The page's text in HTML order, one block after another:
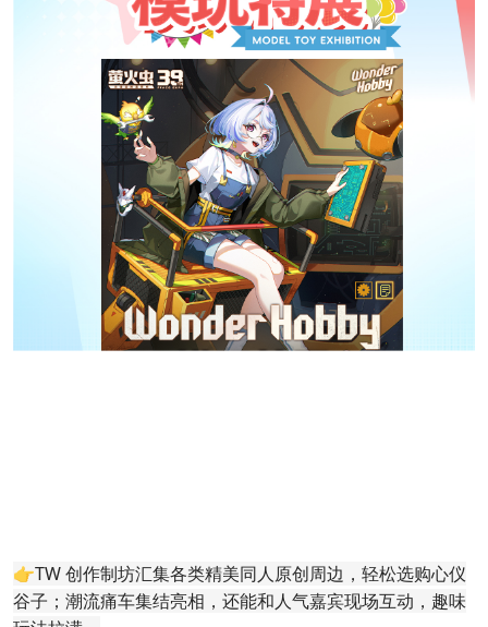
👉TW 创作制坊汇集各类精美同人原创周边，轻松选购心仪
谷子；潮流痛车集结亮相，还能和人气嘉宾现场互动，趣味